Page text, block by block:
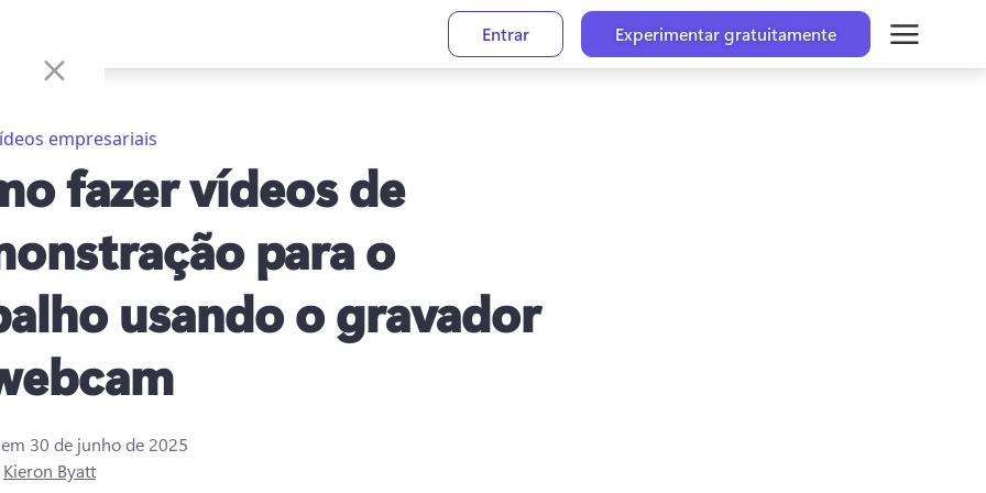
Entrar Experimentar gratuitamente
empresariais
fazer vídeos de
para o
usando o gravador
30 de junho de 2025
Kieron Byatt